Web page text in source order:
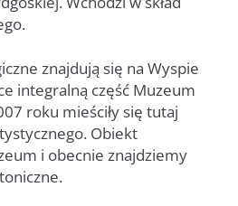
znajdują się na Wyspie
integralną część Muzeum
roku mieściły się tutaj
Obiekt
i obecnie znajdziemy